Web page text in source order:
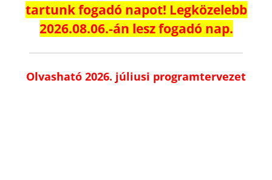
tartunk fogadó napot! Legközelebb
2026.08.06.-án lesz fogadó nap.
Olvasható 2026. júliusi programtervezet